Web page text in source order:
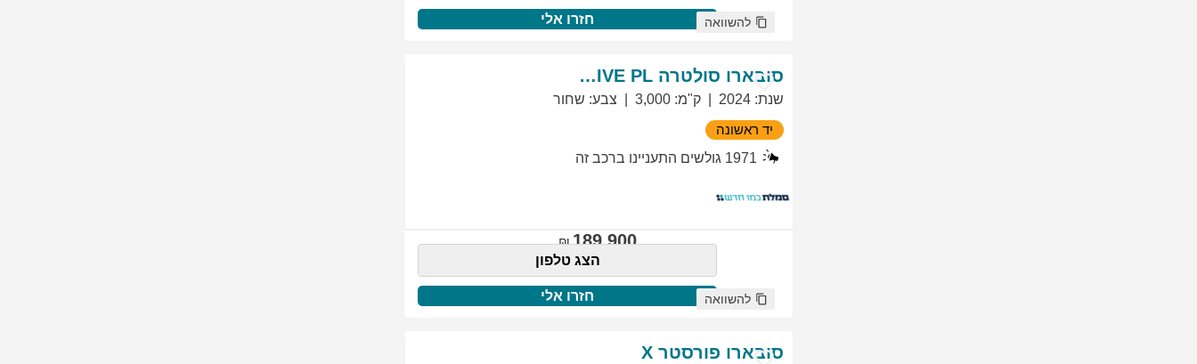
חזרו אלי להשוואה
סובארו סולטרה EXCLUSIVE PL
שנת:
2024 ק"מ:
3,000 צבע: שחור
יד ראשונה
1971 גולשים התעניינו ברכב זה
189,900
הצג טלפון
חזרו אלי להשוואה
סובארו פורסטר X